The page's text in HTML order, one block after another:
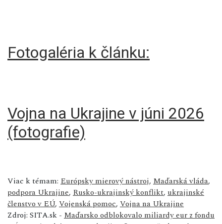
Fotogaléria k článku:
Vojna na Ukrajine v júni 2026
(fotografie)
Viac k témam: Európsky mierový nástroj, Maďarská vláda,
podpora Ukrajine, Rusko-ukrajinský konflikt, ukrajinské
členstvo v EÚ, Vojenská pomoc, Vojna na Ukrajine
Zdroj: SITA.sk - Maďarsko odblokovalo miliardy eur z fondu